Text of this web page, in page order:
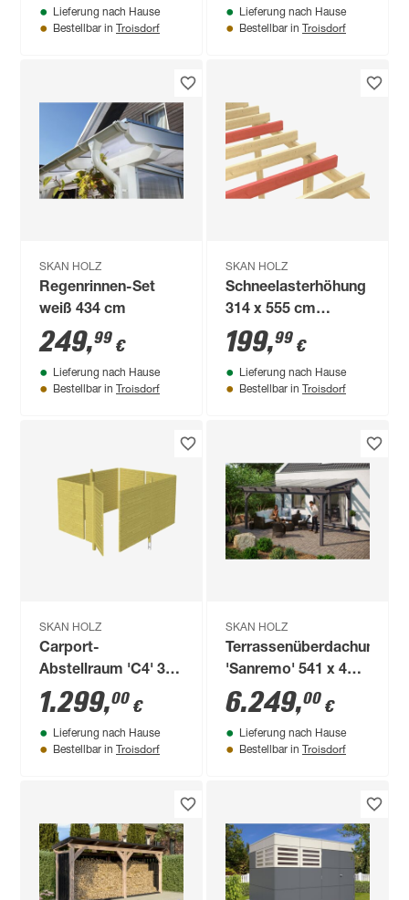
Lieferung nach Hause
Bestellbar in Troisdorf
natur
Lieferung nach Hause
Bestellbar in Troisdorf
SKAN HOLZ
Regenrinnen-Set
weiß 434 cm
249,99 €
Lieferung nach Hause
Bestellbar in Troisdorf
SKAN HOLZ
Schneelasterhöhung
314 x 555 cm
imprägniert grün 6
Stück
199,99 €
Lieferung nach Hause
Bestellbar in Troisdorf
SKAN HOLZ
Carport-
Abstellraum 'C4' 378
x 317 cm
1.299,00 €
Lieferung nach Hause
Bestellbar in Troisdorf
SKAN HOLZ
Terrassenüberdachung
'Sanremo' 541 x 400
cm Leimholz
Doppelstegplatten
schiefergrau
6.249,00 €
Lieferung nach Hause
Bestellbar in Troisdorf